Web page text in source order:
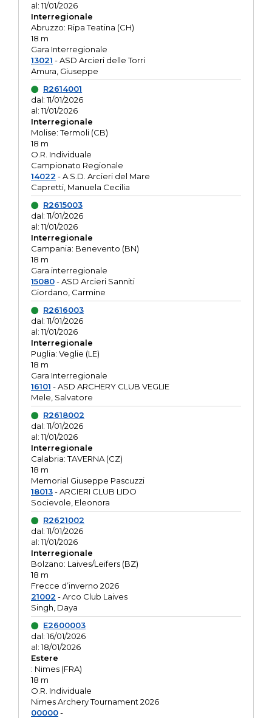
al: 11/01/2026
Interregionale
Abruzzo: Ripa Teatina (CH)
18 m
Gara Interregionale
13021 - ASD Arcieri delle Torri
Amura, Giuseppe
R2614001
dal: 11/01/2026
al: 11/01/2026
Interregionale
Molise: Termoli (CB)
18 m
O.R. Individuale
Campionato Regionale
14022 - A.S.D. Arcieri del Mare
Capretti, Manuela Cecilia
R2615003
dal: 11/01/2026
al: 11/01/2026
Interregionale
Campania: Benevento (BN)
18 m
Gara interregionale
15080- ASD Arcieri Sanniti
Giordano, Carmine
R2616003
dal: 11/01/2026
al: 11/01/2026
Interregionale
Puglia: Veglie (LE)
18 m
Gara Interregionale
16101 - ASD ARCHERY CLUB VEGLIE
Mele, Salvatore
R2618002
dal: 11/01/2026
al: 11/01/2026
Interregionale
Calabria: TAVERNA (CZ)
18 m
Memorial Giuseppe Pascuzzi
18013- ARCIERI CLUB LIDO
Socievole, Eleonora
R2621002
dal: 11/01/2026
al: 11/01/2026
Interregionale
Bolzano: Laives/Leifers (BZ)
18 m
Frecce d’inverno 2026
21002 - Arco Club Laives
Singh, Daya
E2600003
dal: 16/01/2026
al: 18/01/2026
Estere
: Nimes (FRA)
18 m
O.R. Individuale
Nimes Archery Tournament 2026
00000-